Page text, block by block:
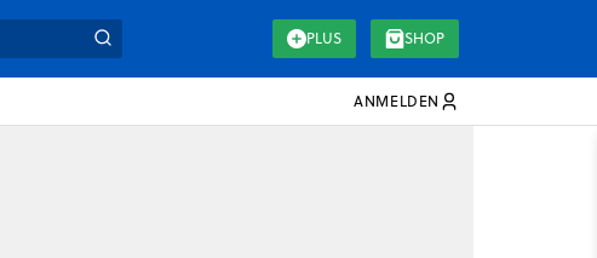
PLUS SHOP
ANMELDEN